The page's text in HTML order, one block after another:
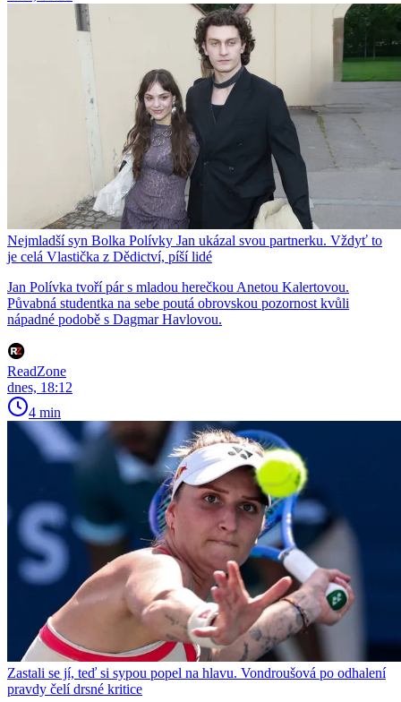
Nejmladší syn Bolka Polívky Jan ukázal svou partnerku. Vždyť to
je celá Vlastička z Dědictví, píší lidé
Jan Polívka tvoří pár s mladou herečkou Anetou Kalertovou.
Půvabná studentka na sebe poutá obrovskou pozornost kvůli
nápadné podobě s Dagmar Havlovou.
ReadZone
dnes, 18:12
4 min
Zastali se jí, teď si sypou popel na hlavu. Vondroušová po odhalení
pravdy čelí drsné kritice